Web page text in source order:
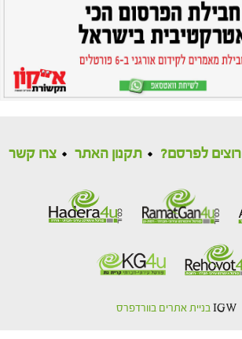
רוצים לפרסם? תקנון האתר צרו קשר
IGW בניית אתרים בוורדפרס